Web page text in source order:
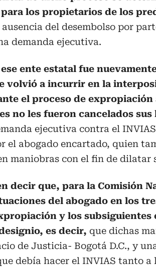
los propietarios de los
del desembolso por
demanda ejecutiva.
ente estatal fue
volvió a incurrir en la
el proceso de expropiación
no les fueron cancelados
ejecutiva contra el
el abogado encartado, quien
maniobras con el fin de dilatar
decir que, para la Comisión
del abogado en los
y los
es decir, que dichas
de Justicia- Bogotá D.C., y
debía hacer el INVIAS tanto a